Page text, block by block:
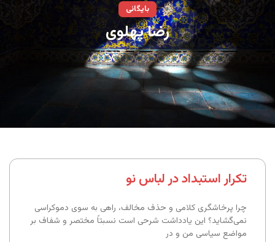
بایگانی
رضا پهلوی
تکرار استبداد در لباس نو
چرا پرخاشگری کلامی و حذف مخالف، راهی به سوی دموکراسی
نمی‌گشاید؟ این یادداشت شرحی است نسبتاً مختصر و شفاف بر
مواضع سیاسی من و در